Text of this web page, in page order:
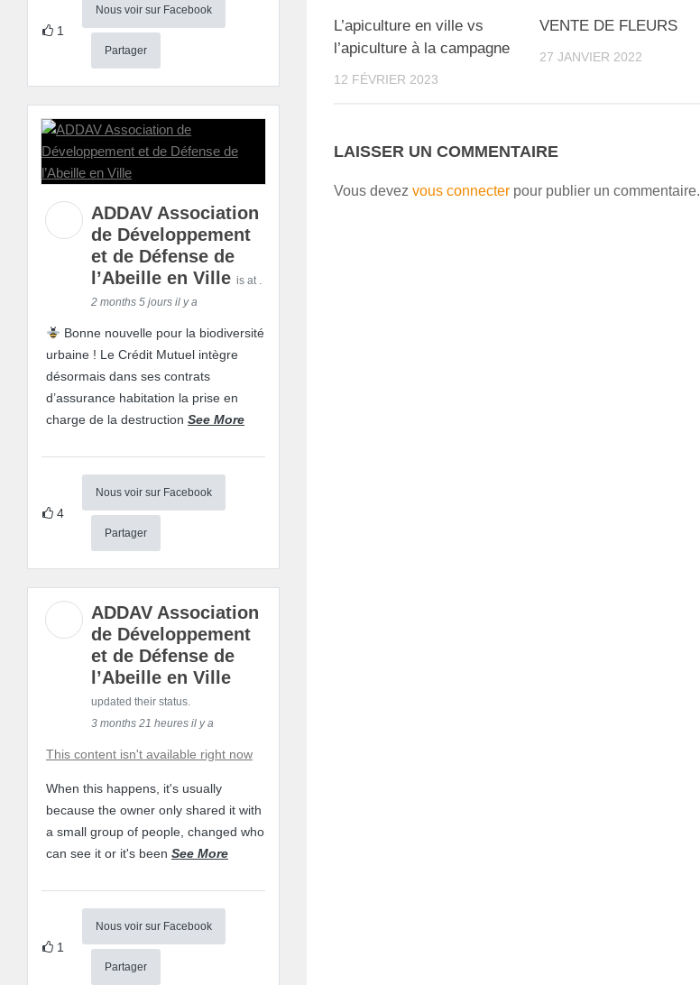
L’apiculture en ville vs
l’apiculture à la campagne
12 FÉVRIER 2023
VENTE DE FLEURS
27 JANVIER 2022
LAISSER UN COMMENTAIRE
Vous devez vous connecter pour publier un commentaire.
1
Nous voir sur Facebook
Partager
ADDAV Association
de Développement
et de Défense de
l’Abeille en Ville is at .
2 months 5 jours il y a
Bonne nouvelle pour la biodiversité
urbaine ! Le Crédit Mutuel intègre
désormais dans ses contrats
d’assurance habitation la prise en
charge de la destruction See More
4
Nous voir sur Facebook
Partager
ADDAV Association
de Développement
et de Défense de
l’Abeille en Ville
updated their status.
3 months 21 heures il y a
This content isn't available right now
When this happens, it's usually
because the owner only shared it with
a small group of people, changed who
can see it or it's been See More
1
Nous voir sur Facebook
Partager